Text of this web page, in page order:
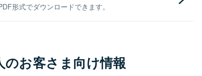
形式でダウンロードできます。
のお客さま向け情報